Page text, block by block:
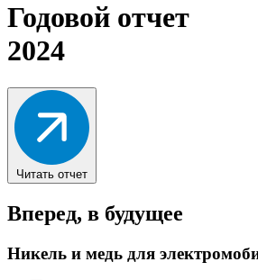
Годовой отчет
2024
Читать отчет
Вперед, в будущее
Никель и медь для